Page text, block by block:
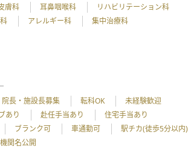
膚科 耳鼻咽喉科
リハビリテーション科
アレルギー科
集中治療科
院長・施設長募集 転科OK
未経験歓迎
あり 赴任手当あり
住宅手当あり
ブランク可 車通勤可
駅チカ(徒歩5分以内)
関名公開